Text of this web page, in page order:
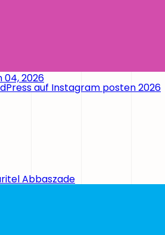
04, 2026
auf Instagram posten 2026
Abbaszade